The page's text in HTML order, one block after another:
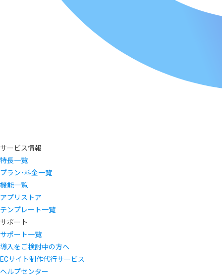
サービス情報
特長一覧
プラン・料金一覧
機能一覧
アプリストア
テンプレート一覧
サポート
サポート一覧
導入をご検討中の方へ
ECサイト制作代行サービス
ヘルプセンター